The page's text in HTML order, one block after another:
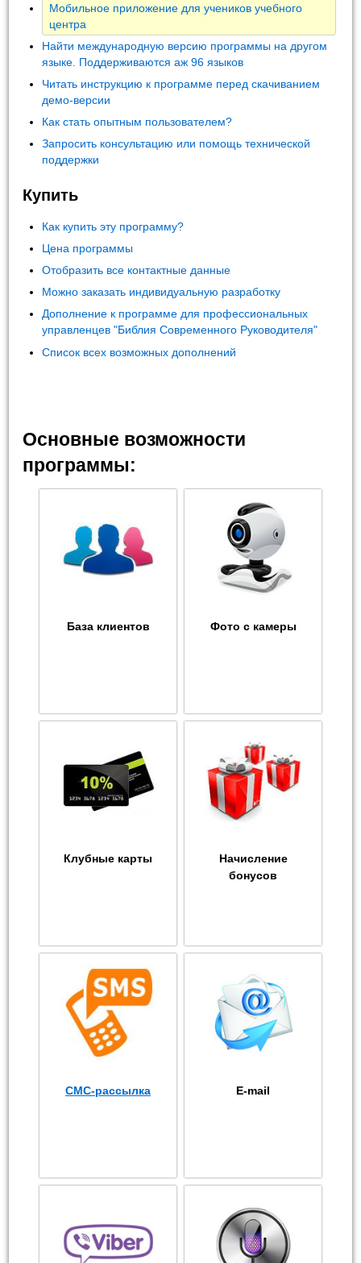
Мобильное приложение для учеников учебного
центра
Найти международную версию программы на другом
языке. Поддерживаются аж 96 языков
Читать инструкцию к программе перед скачиванием
демо-версии
Как стать опытным пользователем?
Запросить консультацию или помощь технической
поддержки
Купить
Как купить эту программу?
Цена программы
Отобразить все контактные данные
Можно заказать индивидуальную разработку
Дополнение к программе для профессиональных
управленцев "Библия Современного Руководителя"
Список всех возможных дополнений
Основные возможности
программы:
База клиентов Фото с камеры
Клубные карты
Начисление
бонусов
СМС-рассылка E-mail